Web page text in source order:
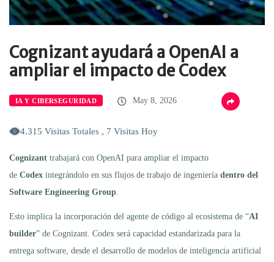
Cognizant ayudará a OpenAI a
ampliar el impacto de Codex
IA Y CIBERSEGURIDAD May 8, 2026
4.315 Visitas Totales , 7 Visitas Hoy
Cognizant trabajará con OpenAI para ampliar el impacto
de Codex integrándolo en sus flujos de trabajo de ingeniería dentro del
Software Engineering Group
Esto implica la incorporación del agente de código al ecosistema de “AI
builder” de Cognizant. Codex será capacidad estandarizada para la
entrega software, desde el desarrollo de modelos de inteligencia artificial